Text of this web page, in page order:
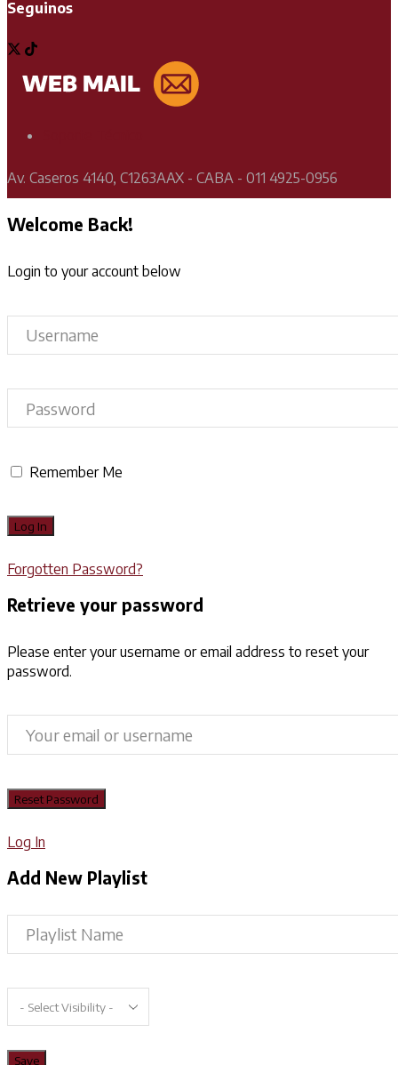
Seguinos
Av. Caseros 4140, C1263AAX - CABA - 011 4925-0956
Welcome Back!
Login to your account below
Remember Me
Forgotten Password?
Retrieve your password
Please enter your username or email address to reset your
password.
Log In
Add New Playlist